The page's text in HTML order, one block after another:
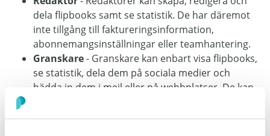
dela flipbooks samt se statistik. De har däremot
inte tillgång till faktureringsinformation,
abonnemangsinställningar eller teamhantering.
Granskare- Granskare kan enbart visa flipbooks,
se statistik, dela dem på sociala medier och
bädda in dem i mejl eller på webbplatser. De kan
tillgång till några andra funktioner i kontot.